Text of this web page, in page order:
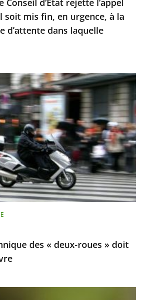
Conseil d’État rejette l’appel
soit mis fin, en urgence, à la
d’attente dans laquelle
des « deux-roues » doit